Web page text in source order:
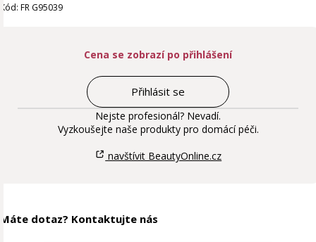
Kód: FR G95039
Cena se zobrazí po přihlášení
Přihlásit se
Nejste profesionál? Nevadí.
Vyzkoušejte naše produkty pro domácí péči.
navštívit BeautyOnline.cz
Máte dotaz? Kontaktujte nás